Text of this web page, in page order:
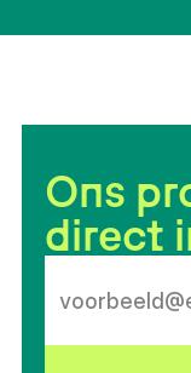
Ons
direct